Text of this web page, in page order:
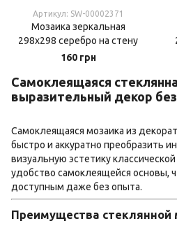
Артикул: SW-00002371
Мозаика зеркальная
298х298 серебро на стену
160 грн
Самоклеящаяся
выразительный декор
Самоклеящаяся мозаика из
быстро и аккуратно преобразить
визуальную эстетику
удобство самоклеящейся основы,
доступным даже без опыта.
Преимущества стеклянной